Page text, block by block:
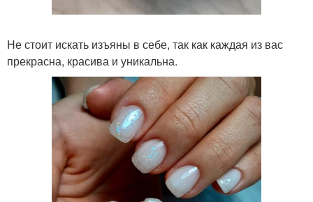
Не стоит искать изъяны в себе, так как каждая из вас
прекрасна, красива и уникальна.